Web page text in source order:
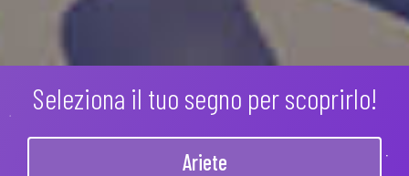
Seleziona il tuo segno per scoprirlo!
Ariete